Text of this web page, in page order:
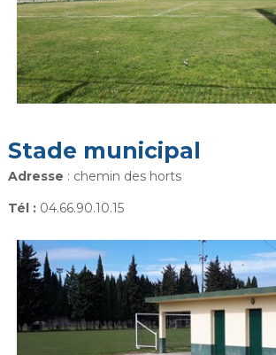
Stade municipal
Adresse : chemin des horts
Tél :04.66.90.10.15